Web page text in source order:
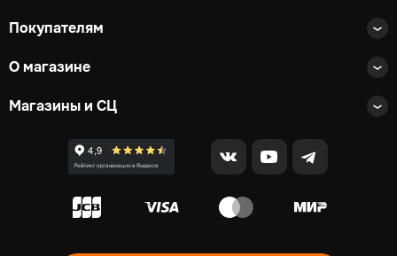
Покупателям
О магазине
Магазины и СЦ